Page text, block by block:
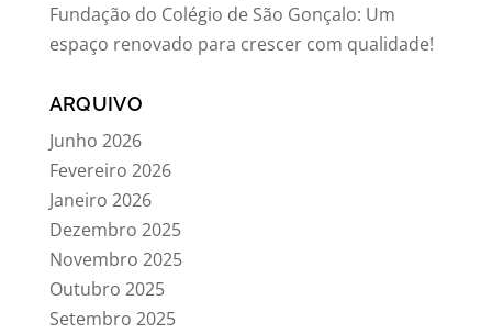
Fundação do Colégio de São Gonçalo: Um
espaço renovado para crescer com qualidade!
ARQUIVO
Junho 2026
Fevereiro 2026
Janeiro 2026
Dezembro 2025
Novembro 2025
Outubro 2025
Setembro 2025